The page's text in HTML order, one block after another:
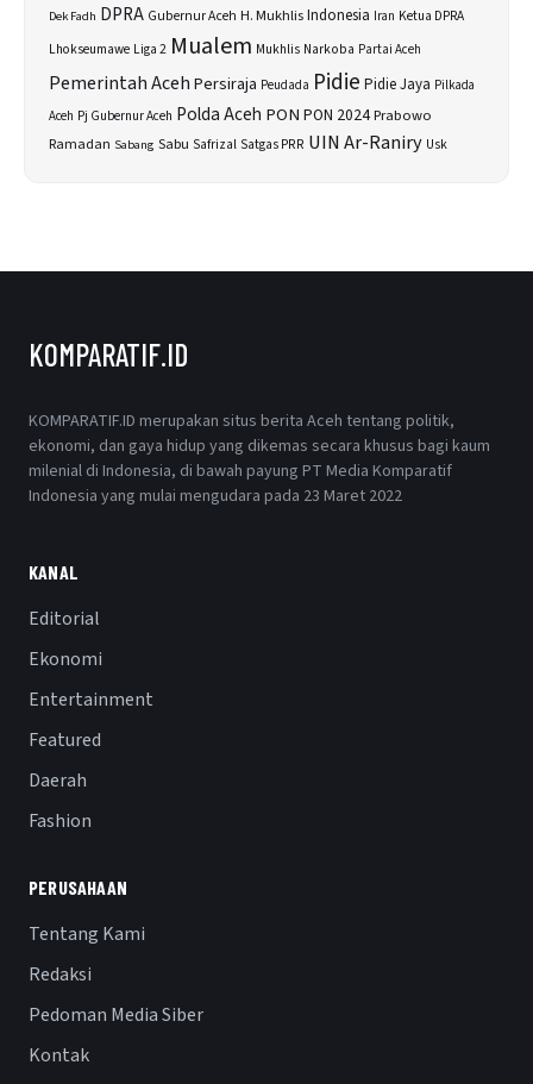
Dek Fadh DPRA Gubernur Aceh H. MukhlisIndonesia Iran Ketua DPRA
Lhokseumawe Liga 2 Mualem Mukhlis Narkoba Partai Aceh
Pemerintah AcehPersiraja Peudada Pidie Pidie Jaya Pilkada
Aceh Pj Gubernur Aceh Polda Aceh PON PON 2024Prabowo
Ramadan Sabang Sabu Safrizal Satgas PRR UIN Ar-Raniry Usk
KOMPARATIF.ID
KOMPARATIF.ID merupakan situs berita Aceh tentang politik,
ekonomi, dan gaya hidup yang dikemas secara khusus bagi kaum
milenial di Indonesia, di bawah payung PT Media Komparatif
Indonesia yang mulai mengudara pada 23 Maret 2022
KANAL
Editorial
Ekonomi
Entertainment
Featured
Daerah
Fashion
PERUSAHAAN
Tentang Kami
Redaksi
Pedoman Media Siber
Kontak